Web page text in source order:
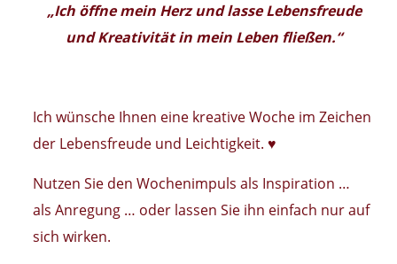
„Ich öffne mein Herz und lasse Lebensfreude
und Kreativität in mein Leben fließen.“
Ich wünsche Ihnen eine kreative Woche im Zeichen
der Lebensfreude und Leichtigkeit. ♥
Nutzen Sie den Wochenimpuls als Inspiration …
als Anregung … oder lassen Sie ihn einfach nur auf
sich wirken.